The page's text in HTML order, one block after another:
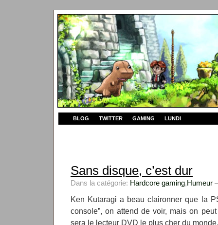
BLOG TWITTER GAMING LUNDI
Sans disque, c’est dur
Dans la catégorie: Hardcore gaming,Humeur
Ken Kutaragi a beau claironner que la
console”, on attend de voir, mais on
sera le lecteur DVD le plus cher du monde.